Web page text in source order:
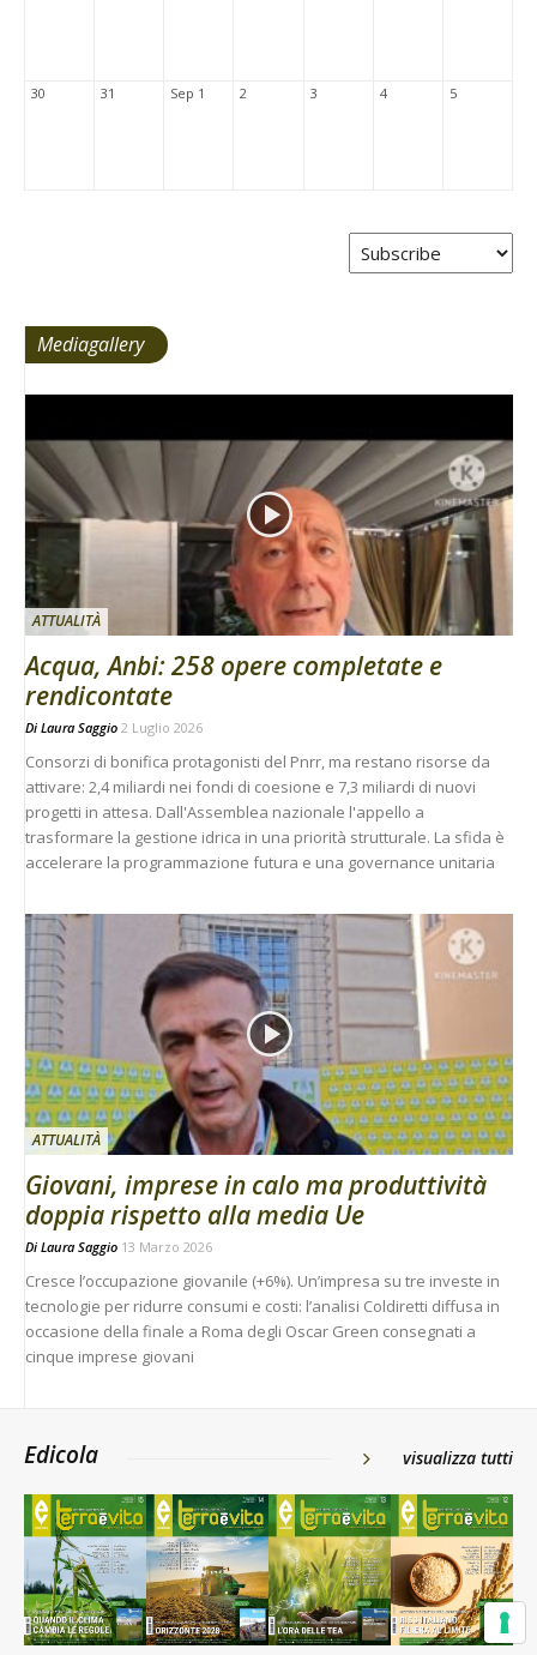
30 31 Sep 1 2 3 4 5
Mediagallery
ATTUALITÀ
Acqua, Anbi: 258 opere completate e
rendicontate
Di Laura Saggio 2 Luglio 2026
Consorzi di bonifica protagonisti del Pnrr, ma restano risorse da
attivare: 2,4 miliardi nei fondi di coesione e 7,3 miliardi di nuovi
progetti in attesa. Dall'Assemblea nazionale l'appello a
trasformare la gestione idrica in una priorità strutturale. La sfida è
accelerare la programmazione futura e una governance unitaria
ATTUALITÀ
Giovani, imprese in calo ma produttività
doppia rispetto alla media Ue
Di Laura Saggio 13 Marzo 2026
Cresce l’occupazione giovanile (+6%). Un’impresa su tre investe in
tecnologie per ridurre consumi e costi: l’analisi Coldiretti diffusa in
occasione della finale a Roma degli Oscar Green consegnati a
cinque imprese giovani
Edicola visualizza tutti